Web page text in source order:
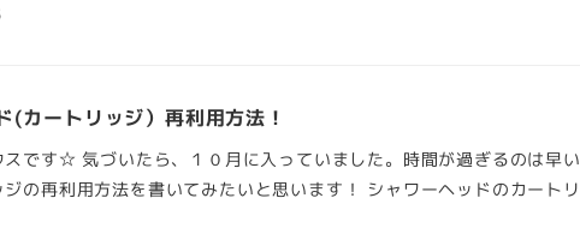
カートリッジ）再利用方法！
です☆ 気づいたら、１０月に入っていました。時間が過ぎるのは早
の再利用方法を書いてみたいと思います！ シャワーヘッドのカート